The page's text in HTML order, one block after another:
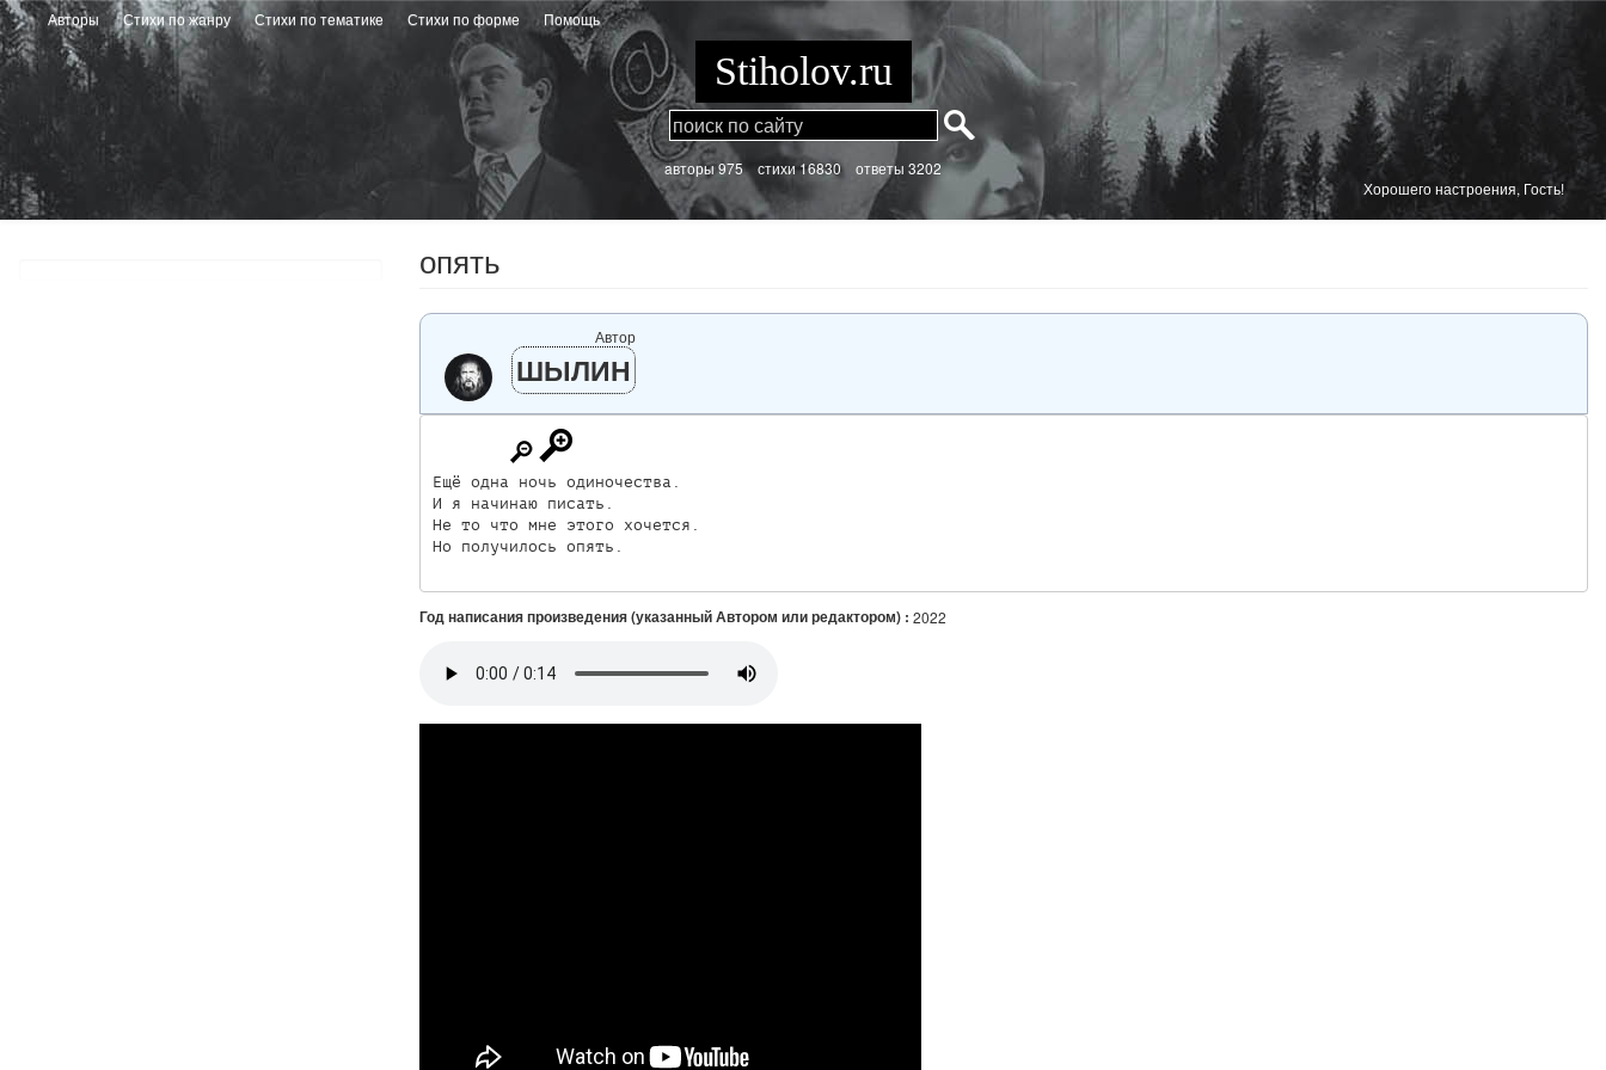
Перейти
к
основному
содержанию
Авторы Стихи по жанру Стихи по тематике Стихи по форме Помощь
Stiholov.ru
aвторы 975 стихи16830 ответы 3202
Хорошего настроения, Гость!
опять
Автор
ШЫЛИН
Ещё одна ночь одиночества.
И я начинаю писать.
Не то что мне этого хочется.
Но получилось опять.
Год написания произведения (указанный Автором или редактором) : 2022